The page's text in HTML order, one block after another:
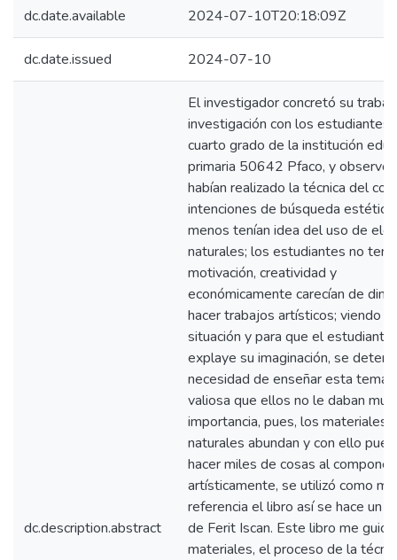
dc.date.available 2024-07-10T20:18:09Z
dc.date.issued 2024-07-10
dc.description.abstract
El investigador concretó su
investigación con los estudiantes
cuarto grado de la institución
primaria 50642 Pfaco, y observó
habían realizado la técnica del
intenciones de búsqueda
menos tenían idea del uso de
naturales; los estudiantes no
motivación, creatividad y
económicamente carecían de
hacer trabajos artísticos; viendo
situación y para que el estudiante
explaye su imaginación, se
necesidad de enseñar esta
valiosa que ellos no le daban
importancia, pues, los materiales
naturales abundan y con ello
hacer miles de cosas al
artísticamente, se utilizó como
referencia el libro así se hace un
de Ferit Iscan. Este libro me guio
materiales, el proceso de la